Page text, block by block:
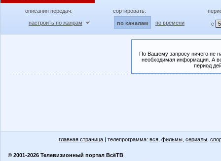
описания передач:
настроить по жанрам
сортировать:
по каналам по времени с
По Вашему запросу ничего не
необходимая информация. А
период
главная страница | телепрограмма: вся фильмы сериалы
© 2001-2026 Телевизионный портал ВсёТВ